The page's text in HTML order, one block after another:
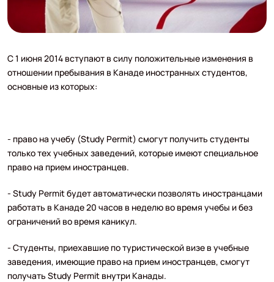
C 1 июня 2014 вступают в силу положительные изменения в
отношении пребывания в Канаде иностранных студентов,
основные из которых:
- право на учебу (Study Permit) смогут получить студенты
только тех учебных заведений, которые имеют специальное
право на прием иностранцев.
- Study Permit будет автоматически позволять иностранцами
работать в Канаде 20 часов в неделю во время учебы и без
ограничений во время каникул.
- Студенты, приехавшие по туристической визе в учебные
заведения, имеющие право на прием иностранцев, смогут
получать Study Permit внутри Канады.